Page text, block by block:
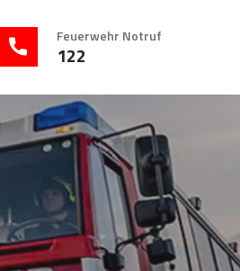
Feuerwehr Notruf
122